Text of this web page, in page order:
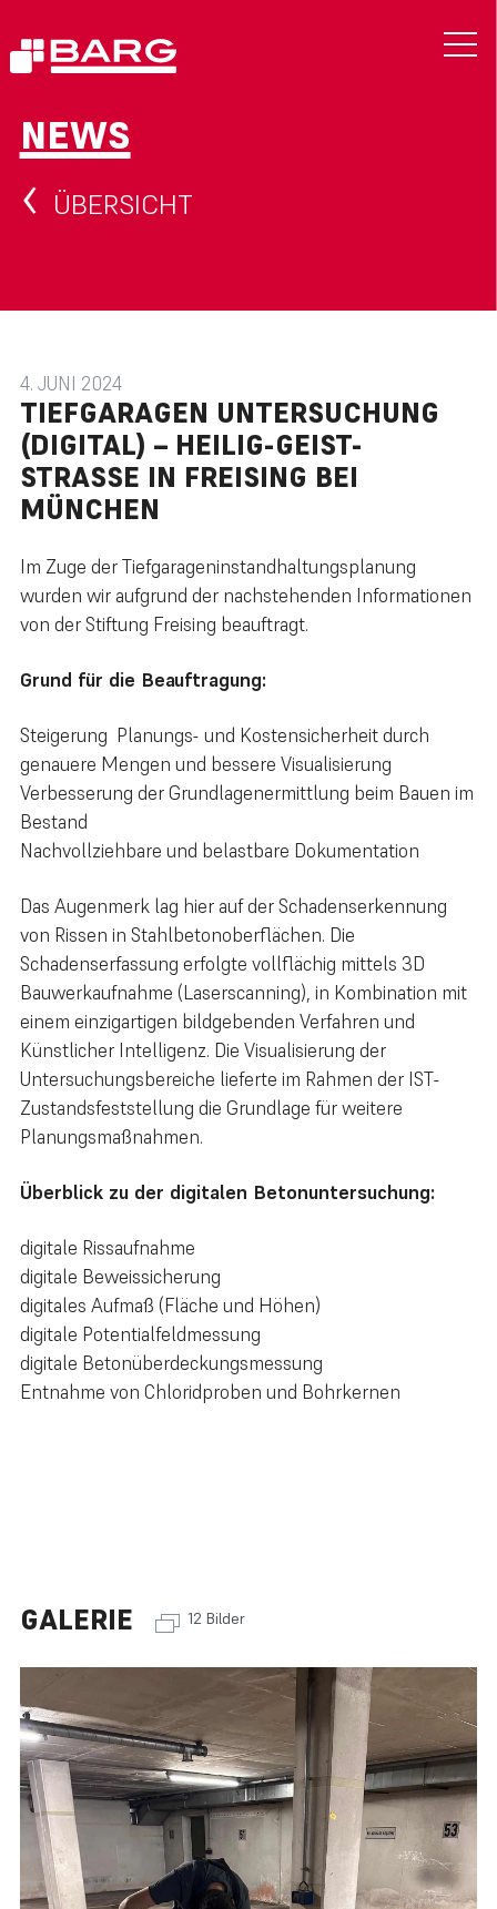
NEWS
ÜBERSICHT
4. JUNI 2024
TIEFGARAGEN UNTERSUCHUNG
(DIGITAL) – HEILIG-GEIST-
STRASSE IN FREISING BEI M
ÜNCHEN
Im Zuge der Tiefgarageninstandhaltungsplanung
wurden wir aufgrund der nachstehenden Informationen
von der Stiftung Freising beauftragt.
Grund für die Beauftragung:
Steigerung Planungs- und Kostensicherheit durch
genauere Mengen und bessere Visualisierung
Verbesserung der Grundlagenermittlung beim Bauen im
Bestand
Nachvollziehbare und belastbare Dokumentation
Das Augenmerk lag hier auf der Schadenserkennung
von Rissen in Stahlbetonoberflächen. Die
Schadenserfassung erfolgte vollflächig mittels 3D
Bauwerkaufnahme (Laserscanning), in Kombination mit
einem einzigartigen bildgebenden Verfahren und
Künstlicher Intelligenz. Die Visualisierung der
Untersuchungsbereiche lieferte im Rahmen der IST-
Zustandsfeststellung die Grundlage für weitere
Planungsmaßnahmen.
Überblick zu der digitalen Betonuntersuchung:
digitale Rissaufnahme
digitale Beweissicherung
digitales Aufmaß (Fläche und Höhen)
digitale Potentialfeldmessung
digitale Betonüberdeckungsmessung
Entnahme von Chloridproben und Bohrkernen
GALERIE 12 Bilder